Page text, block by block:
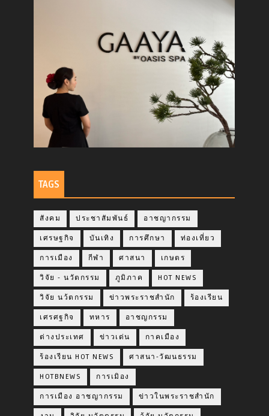
TAGS
สังคม ประชาสัมพันธ์ อาชญากรรม
เศรษฐกิจ บันเทิง การศึกษา ท่องเที่ยว
การเมือง กีฬา ศาสนา เกษตร
วิจัย - นวัตกรรม ภูมิภาค HOT NEWS
วิจัย นว้ตกรรม ข่าวพระราชสำนัก ร้องเรียน
เศรศฐกิจ ทหาร อาชญกรรม
ต่างประเทศ ข่าวเด่น กาคเมือง
ร้องเรียน HOT NEWS ศาสนา-วัฒนธรรม
HOTBNEWS การเมิอง
การเมือง อาชญากรรม ข่าวในพระราชสำนัก